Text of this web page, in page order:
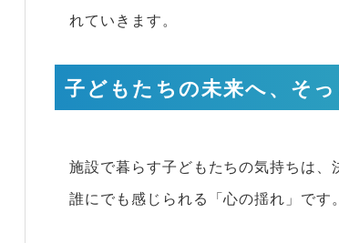
れていきます。
子どもたちの未来へ、そ
施設で暮らす子どもたちの気持ちは
誰にでも感じられる「心の揺れ」です。